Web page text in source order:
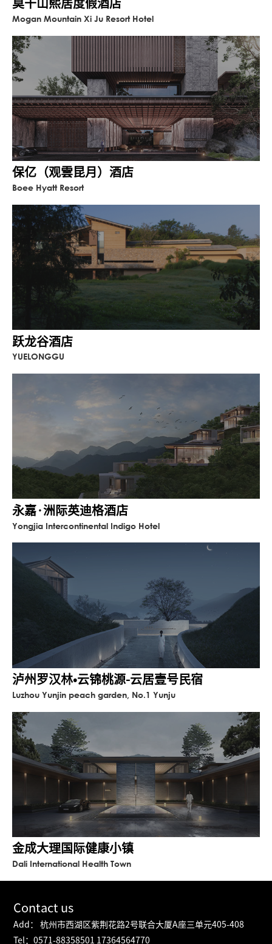
莫干山熙居度假酒店
Mogan Mountain Xi Ju Resort Hotel
保亿（观雲昆月）酒店
Boee Hyatt Resort
跃龙谷酒店
YUELONGGU
永嘉·洲际英迪格酒店
Yongjia Intercontinental Indigo Hotel
泸州罗汉林•云锦桃源-云居壹号民宿
Luzhou Yunjin peach garden, No.1 Yunju
金成大理国际健康小镇
Dali International Health Town
Contact us
Add： 杭州市西湖区紫荆花路2号联合大厦A座三单元405-408
Tel：0571-88358501 17364564770